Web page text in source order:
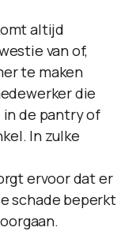
altijd
van of,
te maken
die
de pantry of
In zulke
ervoor dat er
schade beperkt